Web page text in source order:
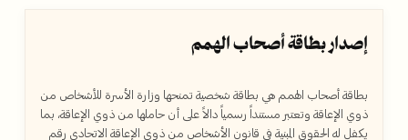
إصدار بطاقة أصحاب الهمم
بطاقة أصحاب الهمم هي بطاقة شخصية تمنحها وزارة الأسرة للأشخاص من
ذوي الإعاقة وتعتبر مستنداً رسمياً دالاً على أن حاملها من ذوي الإعاقة، بما
يكفل له الحقوق المبنية في قانون الأشخاص من ذوي الإعاقة الاتحادي رقم